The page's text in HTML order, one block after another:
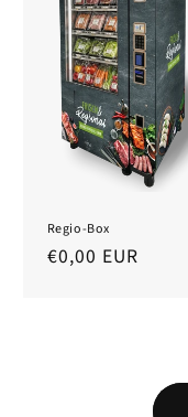
Regio-Box
Normaler
€0,00 EUR